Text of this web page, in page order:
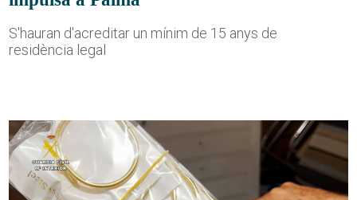
S'hauran d'acreditar un mínim de 15 anys de
residència legal